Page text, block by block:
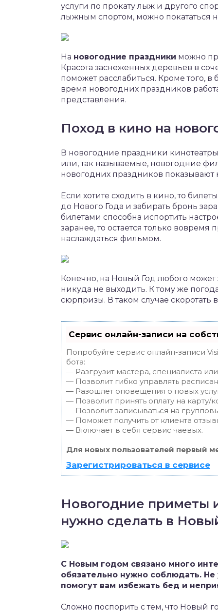
услуги по прокату лыж и другого
лыжным спортом, можно покататься
На новогодние праздники можно
Красота заснеженных деревьев в
поможет расслабиться. Кроме того,
время новогодних праздников
представления.
Поход в кино на
В новогодние праздники
или, так называемые, новогодние
новогодних праздников показывают
Если хотите сходить в кино, то
до Нового Года и забирать бронь
билетами способна испортить
заранее, то остается только
наслаждаться фильмом.
Конечно, на Новый Год любого может
никуда не выходить. К тому же
сюрпризы. В таком случае
Сервис онлайн-записи на
Попробуйте сервис онлайн-записи
бота:
— Разгрузит мастера, специалиста
— Позволит гибко управлять
— Разошлет оповещения о новых
— Позволит принять оплату на карту/
— Позволит записываться на
— Поможет получить от клиента
— Включает в себя сервис чаевых.
Для новых пользователей первый
Зарегистрироваться в сервисе
Новогодние приметы
нужно сделать в
С Новым годом связано много
обязательно нужно соблюдать.
помогут вам избежать бед и
Сложно поспорить с тем, что Новый